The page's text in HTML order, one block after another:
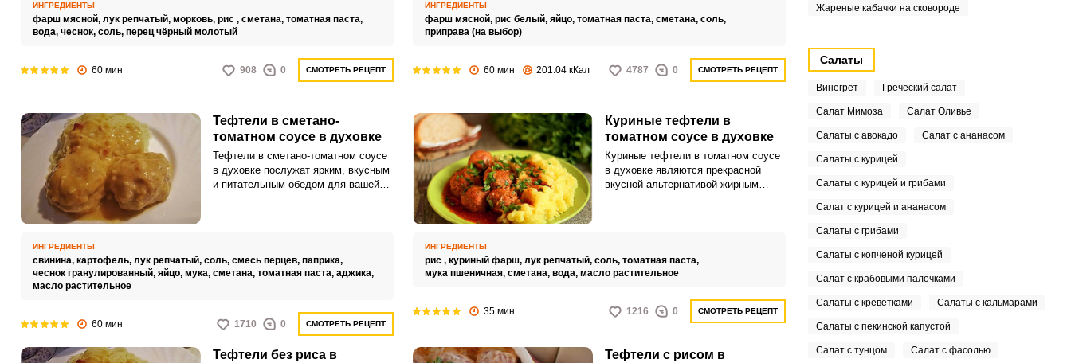
обжаренных лука и моркови.
ИНГРЕДИЕНТЫ
фарш мясной, лук репчатый, морковь, рис , сметана, томатная паста,
вода, чеснок, соль, перец чёрный молотый
60 мин 908 0 СМОТРЕТЬ РЕЦЕПТ
вам процесс.
ИНГРЕДИЕНТЫ
фарш мясной, рис белый, яйцо, томатная паста, сметана, соль,
приправа (на выбор)
60 мин 201.04 кКал 4787 0 СМОТРЕТЬ РЕЦЕПТ
Тефтели в сметано-
томатном соусе в духовке
Тефтели в сметано-томатном соусе
в духовке послужат ярким, вкусным
и питательным обедом для вашей
ИНГРЕДИЕНТЫ
свинина, картофель, лук репчатый, соль, смесь перцев, паприка,
чеснок гранулированный, яйцо, мука, сметана, томатная паста, аджика,
масло растительное
60 мин 1710 0 СМОТРЕТЬ РЕЦЕПТ
Куриные тефтели в
томатном соусе в духовке
Куриные тефтели в томатном соусе
в духовке являются прекрасной
вкусной альтернативой жирным
ароматным.
ИНГРЕДИЕНТЫ
рис , куриный фарш, лук репчатый, соль, томатная паста,
мука пшеничная, сметана, вода, масло растительное
35 мин 1216 0 СМОТРЕТЬ РЕЦЕПТ
Тефтели без риса в
Тефтели с рисом в
Жареные кабачки на сковороде
Салаты
Винегрет Греческий салат
Салат Мимоза Салат Оливье
Салаты с авокадо Салат с ананасом
Салаты с курицей
Салаты с курицей и грибами
Салат с курицей и ананасом
Салаты с грибами
Салаты с копченой курицей
Салат с крабовыми палочками
Салаты с креветками Салаты с кальмарами
Салаты с пекинской капустой
Салат с тунцом Салат с фасолью